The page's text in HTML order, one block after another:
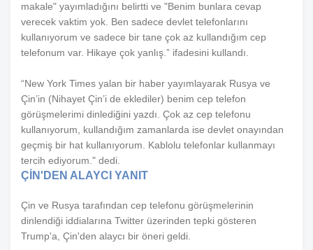
makale" yayımladığını belirtti ve "Benim bunlara cevap
verecek vaktim yok. Ben sadece devlet telefonlarını
kullanıyorum ve sadece bir tane çok az kullandığım cep
telefonum var. Hikaye çok yanlış.” ifadesini kullandı.
“New York Times yalan bir haber yayımlayarak Rusya ve
Çin’in (Nihayet Çin’i de eklediler) benim cep telefon
görüşmelerimi dinlediğini yazdı. Çok az cep telefonu
kullanıyorum, kullandığım zamanlarda ise devlet onayından
geçmiş bir hat kullanıyorum. Kablolu telefonlar kullanmayı
tercih ediyorum." dedi.
ÇİN'DEN ALAYCI YANIT
Çin ve Rusya tarafından cep telefonu görüşmelerinin
dinlendiği iddialarına Twitter üzerinden tepki gösteren
Trump'a, Çin'den alaycı bir öneri geldi.